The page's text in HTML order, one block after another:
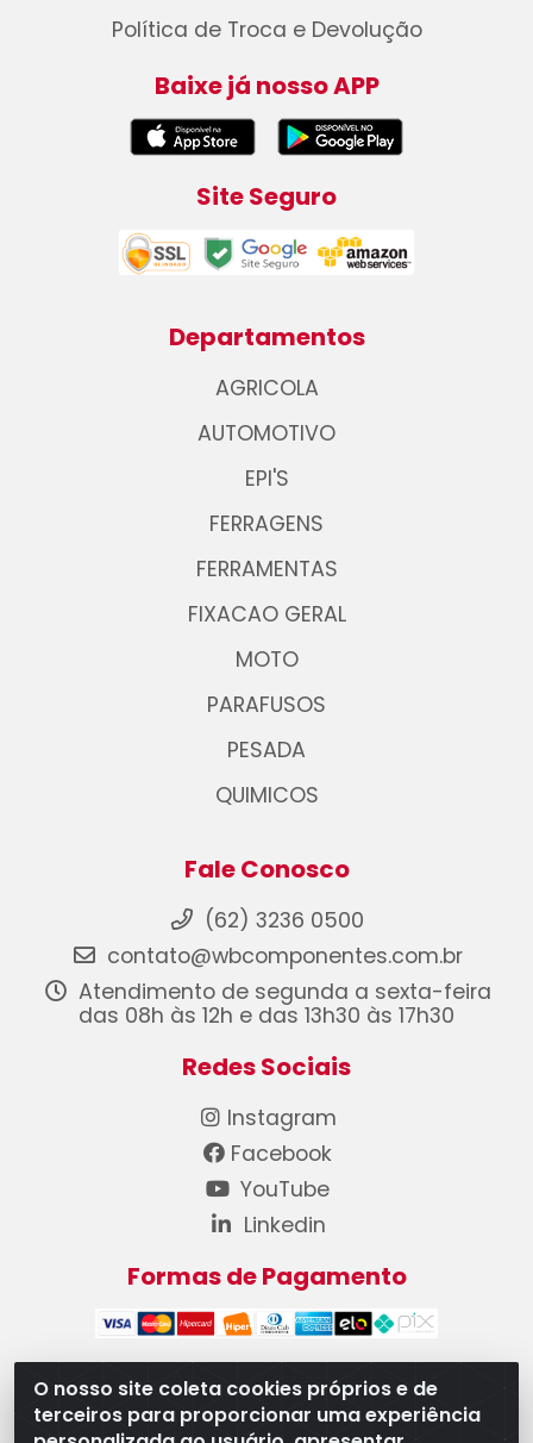
O nosso site coleta cookies próprios e de
terceiros para proporcionar uma experiência
Política de Troca e Devolução
Baixe já nosso APP
Site Seguro
Departamentos
AGRICOLA
AUTOMOTIVO
EPI'S
FERRAGENS
FERRAMENTAS
FIXACAO GERAL
MOTO
PARAFUSOS
PESADA
QUIMICOS
Fale Conosco
(62) 3236 0500
contato@wbcomponentes.com.br
Atendimento de segunda a sexta-feira
das 08h às 12h e das 13h30 às 17h30
Redes Sociais
Instagram
Facebook
YouTube
Linkedin
Formas de Pagamento
WB Componentes Automotivos LTDA - CNPJ